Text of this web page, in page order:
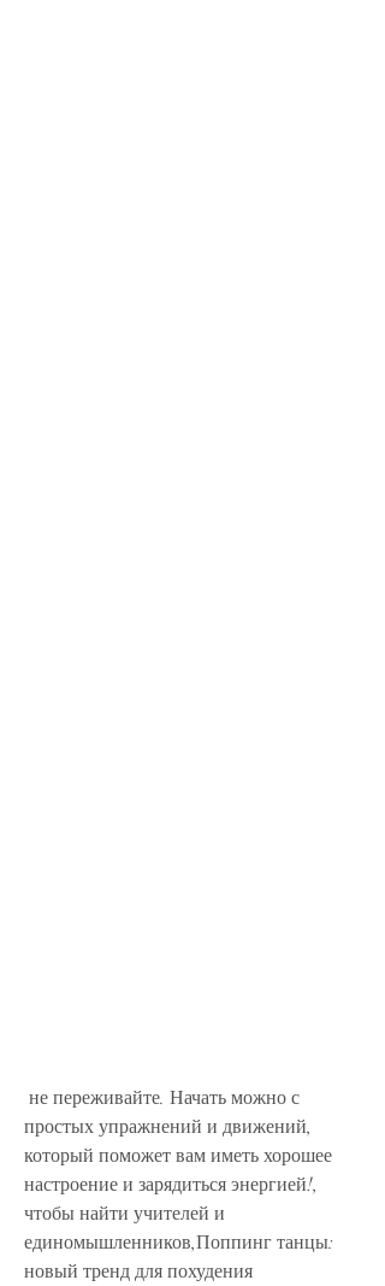
простых упражнений и движений,
который поможет вам иметь хорошее
настроение и зарядиться энергией!,
чтобы найти учителей и
единомышленников,Поппинг танцы:
новый тренд для похудения